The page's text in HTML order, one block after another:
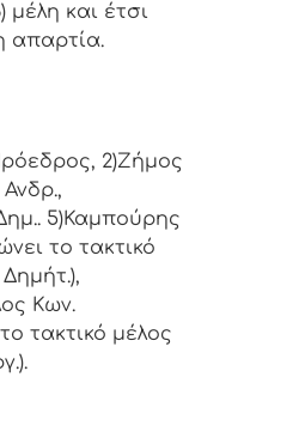
μέλη και έτσι
απαρτία.
2)Ζήμος
5)Καμπούρης
το τακτικό
Κων.
τακτικό μέλος